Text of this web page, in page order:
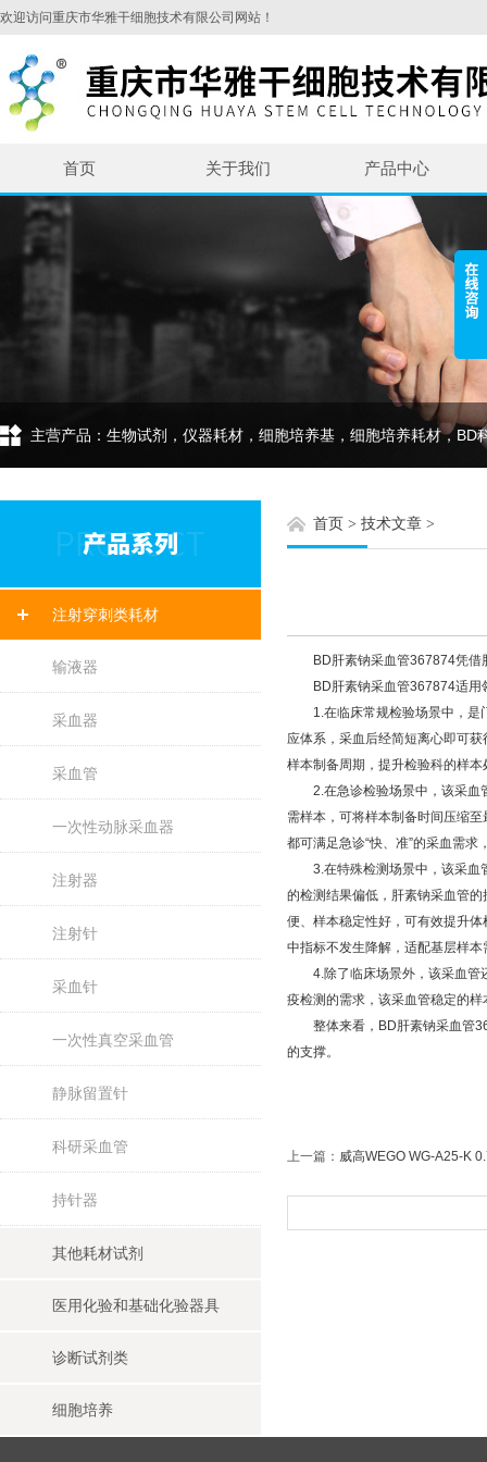
欢迎访问重庆市华雅干细胞技术有限公司网站！
首页 关于我们 产品中心
主营产品：生物试剂，仪器耗材，细胞培养基，细胞培养耗材，BD
注射穿刺类耗材
输液器
采血器
采血管
一次性动脉采血器
注射器
注射针
采血针
一次性真空采血管
静脉留置针
科研采血管
持针器
其他耗材试剂
医用化验和基础化验器具
诊断试剂类
细胞培养
首页 > 技术文章 >
BD肝素钠采血管367874凭借肝
BD肝素钠采血管367874适用
1.在临床常规检验场景中，是门
应体系，采血后经简短离心即可
样本制备周期，提升检验科的样
2.在急诊检验场景中，该采血管
需样本，可将样本制备时间压缩
都可满足急诊“快、准”的采血需
3.在特殊检测场景中，该采血管
的检测结果偏低，肝素钠采血管
便、样本稳定性好，可有效提升
中指标不发生降解，适配基层样
4.除了临床场景外，该采血管还
疫检测的需求，该采血管稳定的
整体来看，BD肝素钠采血管
的支撑。
上一篇： 威高WEGO WG-A25-K